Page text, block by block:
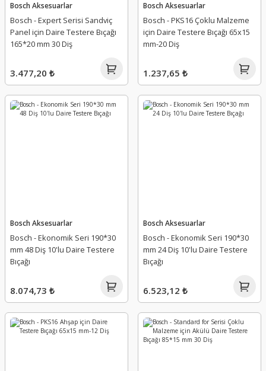
Bosch Aksesuarlar
Bosch - Expert Serisi Sandviç
Panel için Daire Testere Bıçağı
165*20 mm 30 Diş
3.477,20 ₺
Bosch Aksesuarlar
Bosch - PKS16 Çoklu Malzeme
için Daire Testere Bıçağı 65x15
mm-20 Diş
1.237,65 ₺
Bosch Aksesuarlar
Bosch - Ekonomik Seri 190*30
mm 48 Diş 10'lu Daire Testere
Bıçağı
8.074,73 ₺
Bosch Aksesuarlar
Bosch - Ekonomik Seri 190*30
mm 24 Diş 10'lu Daire Testere
Bıçağı
6.523,12 ₺